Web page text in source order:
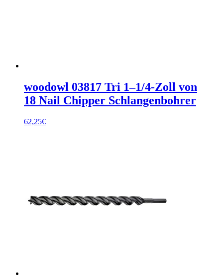
woodowl 03817 Tri 1–1/4-Zoll von
18 Nail Chipper Schlangenbohrer
62,25€